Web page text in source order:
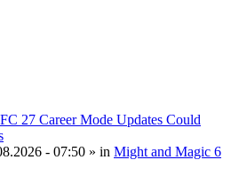
27 Career Mode Updates Could
- 07:50 » in Might and Magic 6